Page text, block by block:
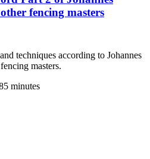
fencing masters
techniques according to Johannes
masters.
minutes